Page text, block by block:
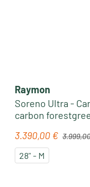
Raymon
Soreno Ultra -
carbon
Verkaufspreis:
3.390,00 € Regulärer
28" - M